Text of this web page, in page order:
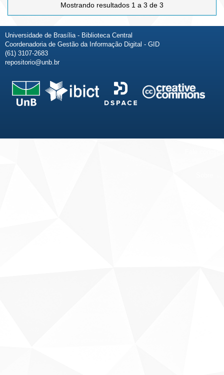
Mostrando resultados 1 a 3 de 3
Universidade de Brasília - Biblioteca Central
Coordenadoria de Gestão da Informação Digital - GID
(61) 3107-2683
repositorio@unb.br